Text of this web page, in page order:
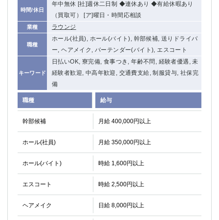
時間/休日
年中無休 [社]週休二日制 ◆連休あり ◆有給休暇あり
（買取可） [ア]曜日・時間応相談
業種 ラウンジ
職種
ホール(社員), ホール(バイト), 幹部候補, 送りドライバ
ー, ヘアメイク, バーテンダー(バイト), エスコート
キーワード
日払いOK, 寮完備, 食事つき, 年齢不問, 経験者優遇, 未
経験者歓迎, 中高年歓迎, 交通費支給, 制服貸与, 社保完
備
職種 給与
幹部候補 月給 400,000円以上
ホール(社員) 月給 350,000円以上
ホール(バイト) 時給 1,600円以上
エスコート 時給 2,500円以上
ヘアメイク 日給 8,000円以上
元住吉
茅ヶ崎
戸塚
たまプラーザ
大船
厚木
桜木町
大宮
南越谷
志木
川越
草加
南浦和
獨協大学前＜草加松原＞
北浦和（西口）
春日部
川口
千葉県